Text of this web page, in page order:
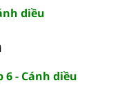
diều
- Cánh diều